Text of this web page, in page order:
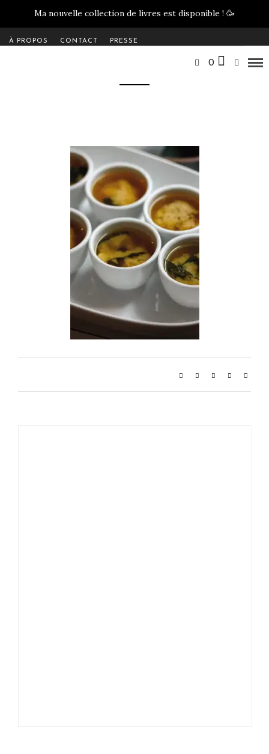
Ma nouvelle collection de livres est disponible ! 🥳
À PROPOS CONTACT PRESSE
0